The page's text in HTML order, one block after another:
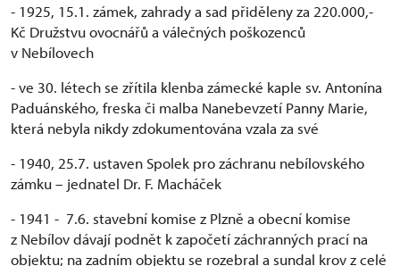
- 1925, 15.1. zámek, zahrady a sad přiděleny za 220.000,-
Kč Družstvu ovocnářů a válečných poškozenců
v Nebílovech
- ve 30. létech se zřítila klenba zámecké kaple sv. Antonína
Paduánského, freska či malba Nanebevzetí Panny Marie,
která nebyla nikdy zdokumentována vzala za své
- 1940, 25.7. ustaven Spolek pro záchranu nebílovského
zámku – jednatel Dr. F. Macháček
- 1941 - 7.6. stavební komise z Plzně a obecní komise
z Nebílov dávají podnět k započetí záchranných prací na
objektu; na zadním objektu se rozebral a sundal krov z celé